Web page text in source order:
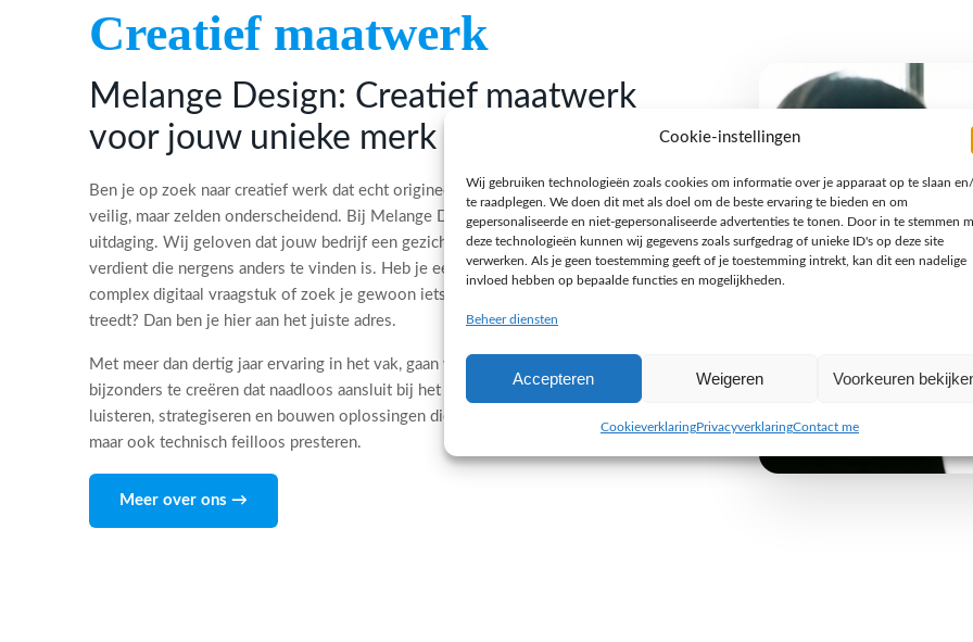
Cookie-instellingen
Wij gebruiken technologieën zoals cookies om informatie over je apparaat op te slaan
te raadplegen. We doen dit met als doel om de beste ervaring te bieden en om
gepersonaliseerde en niet-gepersonaliseerde advertenties te tonen. Door in te stemmen
deze technologieën kunnen wij gegevens zoals surfgedrag of unieke ID's op deze site
verwerken. Als je geen toestemming geeft of je toestemming intrekt, kan dit een nadelige
invloed hebben op bepaalde functies en mogelijkheden.
Beheer diensten
Accepteren Weigeren Voorkeuren
CookieverklaringPrivacyverklaringContact me
Creatief maatwerk
Melange Design: Creatief maatwerk
voor jouw unieke merk
Ben je op zoek naar creatief werk dat echt origineel is? Een standaardoplossing is
veilig, maar zelden onderscheidend. Bij Melange Design houden we van een
uitdaging. Wij geloven dat jouw bedrijf een gezicht, een verhaal en een techniek
verdient die nergens anders te vinden is. Heb je een bijzondere opdracht, een
complex digitaal vraagstuk of zoek je gewoon iets dat buiten de gebaande paden
treedt? Dan ben je hier aan het juiste adres.
Met meer dan dertig jaar ervaring in het vak, gaan wij de uitdaging aan om iets
bijzonders te creëren dat naadloos aansluit bij het DNA van jouw organisatie. Wij
luisteren, strategiseren en bouwen oplossingen die niet alleen visueel indruk maken,
maar ook technisch feilloos presteren.
Meer over ons →